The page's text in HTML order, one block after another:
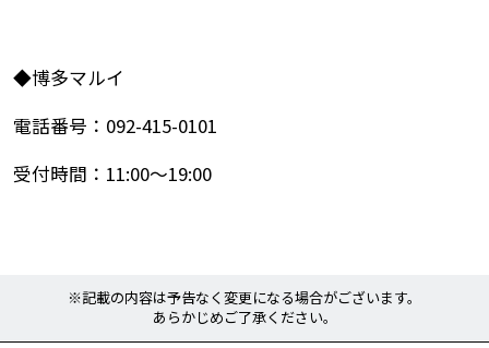
◆博多マルイ
電話番号：092-415-0101
受付時間：11:00～19:00
※記載の内容は予告なく変更になる場合がございます。
あらかじめご了承ください。